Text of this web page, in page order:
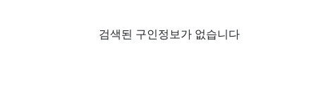
검색된 구인정보가 없습니다